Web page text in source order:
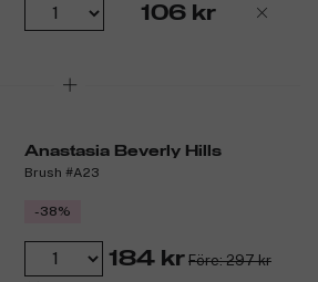
106 kr
Anastasia Beverly Hills
Brush #A23
-38%
184 kr Före: 297 kr